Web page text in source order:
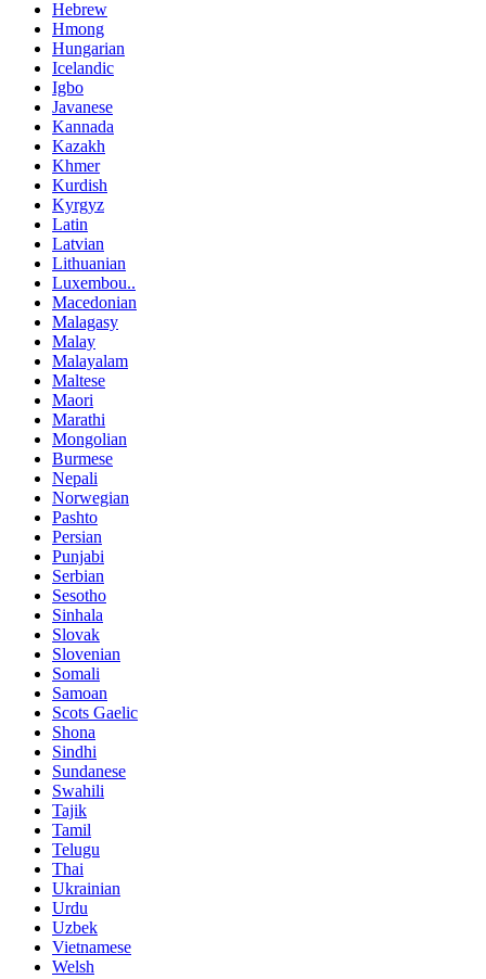
Hebrew
Hmong
Hungarian
Icelandic
Igbo
Javanese
Kannada
Kazakh
Khmer
Kurdish
Kyrgyz
Latin
Latvian
Lithuanian
Luxembou..
Macedonian
Malagasy
Malay
Malayalam
Maltese
Maori
Marathi
Mongolian
Burmese
Nepali
Norwegian
Pashto
Persian
Punjabi
Serbian
Sesotho
Sinhala
Slovak
Slovenian
Somali
Samoan
Scots Gaelic
Shona
Sindhi
Sundanese
Swahili
Tajik
Tamil
Telugu
Thai
Ukrainian
Urdu
Uzbek
Vietnamese
Welsh